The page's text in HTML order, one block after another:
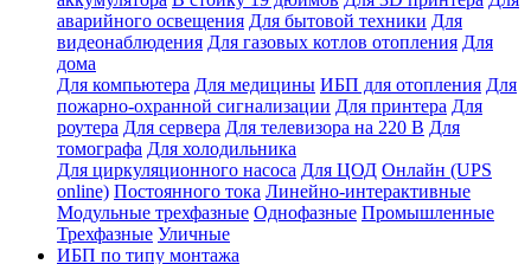
аварийного освещения Для бытовой техники Для
видеонаблюдения Для газовых котлов отопления Для
дома
Для компьютера Для медицины ИБП для отопления Для
пожарно-охранной сигнализации Для принтера Для
роутера Для сервера Для телевизора на 220 В Для
томографа Для холодильника
Для циркуляционного насоса Для ЦОД Онлайн (UPS
online) Постоянного тока Линейно-интерактивные
Модульные трехфазные Однофазные Промышленные
Трехфазные Уличные
ИБП по типу монтажа